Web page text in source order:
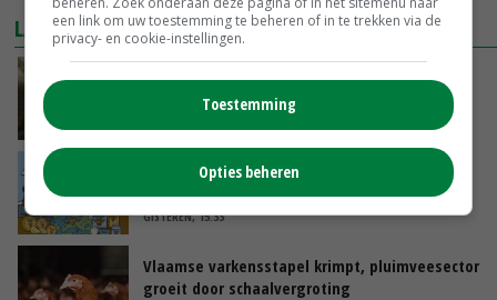
LAATSTE NIEUWS
‘Samenwerking A-ware en Amalthea gaat
zorgen voor meer balans’
Internationale vraag naar geitenzuivel blijft
groot: Nederland in Europese top
GISTEREN, 15:33
Vlaamse varkensstapel krimpt, pluimveesector
groeit door schaalvergroting
een link om uw toestemming te beheren of in te trekken via de
privacy- en cookie-instellingen.
Toestemming
Opties beheren